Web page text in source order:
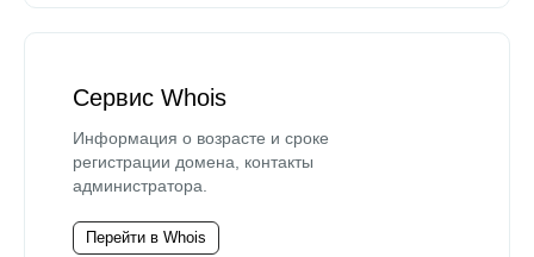
Сервис Whois
Информация о возрасте и сроке
регистрации домена, контакты
администратора.
Перейти в Whois